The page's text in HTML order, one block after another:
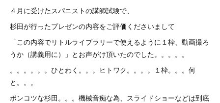
４月に受けたスパニストの講師試験で、
杉田が行ったプレゼンの内容をご評価くださいまして
「この内容でリトルライブラリーで使えるように１枠、動画撮ろ
うか（講義用に）」とお声がけ頂いたのでした。。。。。
。。。。。。ひとわく。。。ヒトワク。。。。１枠。。。何
と。。。
ポンコツな杉田。。。機械音痴な為、スライドショーなどは到底